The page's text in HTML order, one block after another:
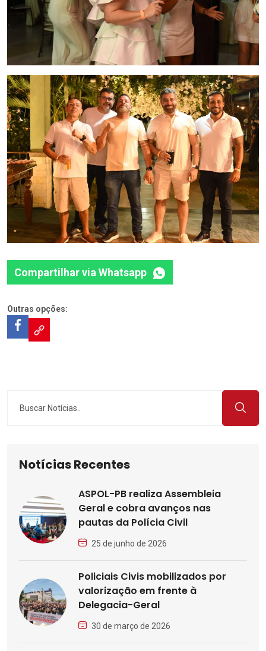
Compartilhar via Whatsapp
Outras opções:
Notícias Recentes
ASPOL-PB realiza Assembleia
Geral e cobra avanços nas
pautas da Polícia Civil
25 de junho de 2026
Policiais Civis mobilizados por
valorização em frente à
Delegacia-Geral
30 de março de 2026